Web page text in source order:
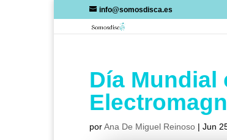
info@somosdisca.es
Día Mundial
porAna De Miguel Reinoso |Jun